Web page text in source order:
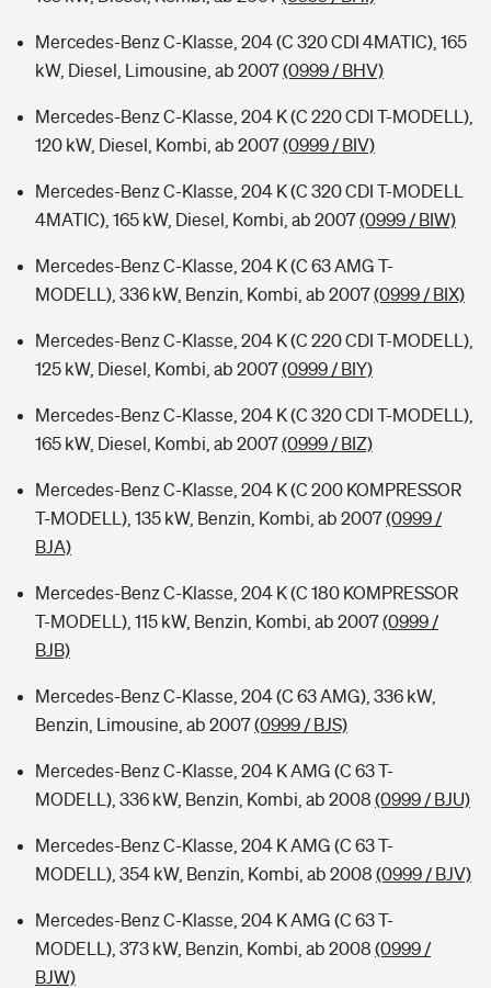
Mercedes-Benz C-Klasse, 204 (C 320 CDI 4MATIC), 165
kW, Diesel, Limousine, ab 2007(0999 / BHV)
Mercedes-Benz C-Klasse, 204 K (C 220 CDI T-MODELL),
120 kW, Diesel, Kombi, ab 2007(0999 / BIV)
Mercedes-Benz C-Klasse, 204 K (C 320 CDI T-MODELL
4MATIC), 165 kW, Diesel, Kombi, ab 2007(0999 / BIW)
Mercedes-Benz C-Klasse, 204 K (C 63 AMG T-
MODELL), 336 kW, Benzin, Kombi, ab 2007(0999 / BIX)
Mercedes-Benz C-Klasse, 204 K (C 220 CDI T-MODELL),
125 kW, Diesel, Kombi, ab 2007(0999 / BIY)
Mercedes-Benz C-Klasse, 204 K (C 320 CDI T-MODELL),
165 kW, Diesel, Kombi, ab 2007(0999 / BIZ)
Mercedes-Benz C-Klasse, 204 K (C 200 KOMPRESSOR
T-MODELL), 135 kW, Benzin, Kombi, ab 2007(0999 /
BJA)
Mercedes-Benz C-Klasse, 204 K (C 180 KOMPRESSOR
T-MODELL), 115 kW, Benzin, Kombi, ab 2007(0999 /
BJB)
Mercedes-Benz C-Klasse, 204 (C 63 AMG), 336 kW,
Benzin, Limousine, ab 2007(0999 / BJS)
Mercedes-Benz C-Klasse, 204 K AMG (C 63 T-
MODELL), 336 kW, Benzin, Kombi, ab 2008 (0999 / BJU)
Mercedes-Benz C-Klasse, 204 K AMG (C 63 T-
MODELL), 354 kW, Benzin, Kombi, ab 2008 (0999 / BJV)
Mercedes-Benz C-Klasse, 204 K AMG (C 63 T-
MODELL), 373 kW, Benzin, Kombi, ab 2008 (0999 /
BJW)